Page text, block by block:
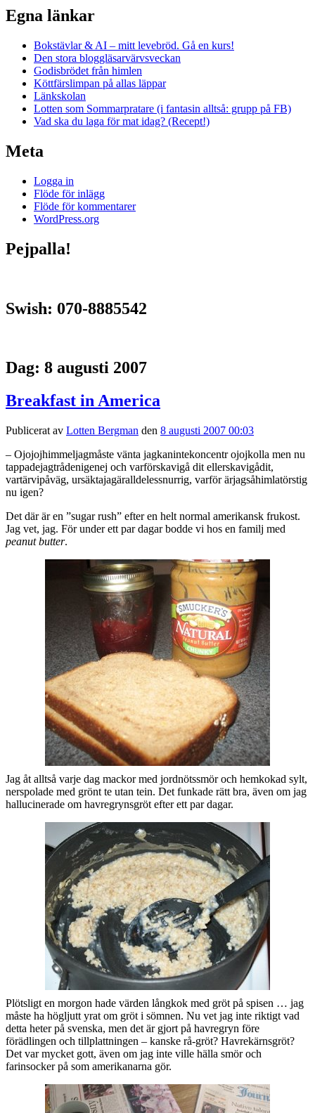
Egna länkar
Bokstävlar & AI – mitt levebröd. Gå en kurs!
Den stora bloggläsarvärvsveckan
Godisbrödet från himlen
Köttfärslimpan på allas läppar
Länkskolan
Lotten som Sommarpratare (i fantasin alltså: grupp på FB)
Vad ska du laga för mat idag? (Recept!)
Meta
Logga in
Flöde för inlägg
Flöde för kommentarer
WordPress.org
Pejpalla!
Swish: 070-8885542
Dag: 8 augusti 2007
Breakfast in America
Publicerat av Lotten Bergman den 8 augusti 2007 00:03
– Ojojojhimmeljagmåste vänta jagkanintekoncentr ojojkolla men nu
tappadejagtrådenigenej och varförskavigå dit ellerskavigådit,
vartärvipåväg, ursäktajagäralldelessnurrig, varför ärjagsåhimlatörstig
nu igen?
Det där är en ”sugar rush” efter en helt normal amerikansk frukost.
Jag vet, jag. För under ett par dagar bodde vi hos en familj med
peanut butter.
Jag åt alltså varje dag mackor med jordnötssmör och hemkokad sylt,
nerspolade med grönt te utan tein. Det funkade rätt bra, även om jag
hallucinerade om havregrynsgröt efter ett par dagar.
Plötsligt en morgon hade värden långkok med gröt på spisen … jag
måste ha högljutt yrat om gröt i sömnen. Nu vet jag inte riktigt vad
detta heter på svenska, men det är gjort på havregryn före
förädlingen och tillplattningen – kanske rå-gröt? Havrekärnsgröt?
Det var mycket gott, även om jag inte ville hälla smör och
farinsocker på som amerikanarna gör.